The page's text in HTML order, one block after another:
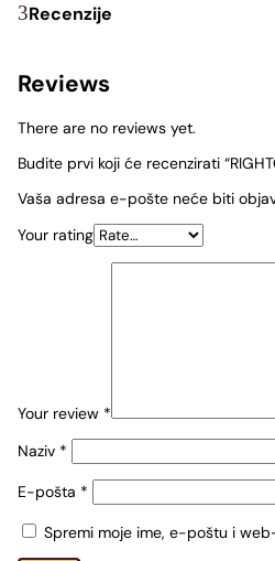
Recenzije
Reviews
There are no reviews yet.
Budite prvi koji će recenzirati
Vaša adresa e-pošte neće biti
Your rating
Your review *
Naziv *
E-pošta *
Spremi moje ime, e-poštu i